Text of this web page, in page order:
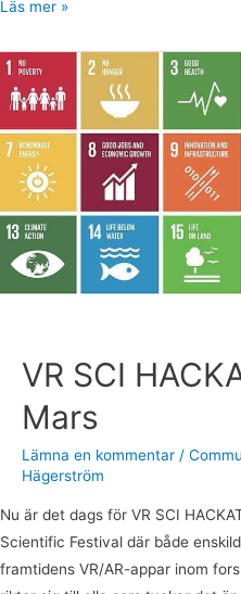
Läs mer »
VR SCI
Mars
Lämna en kommentar /
Hägerström
Nu är det dags för VR SCI
Scientific Festival där både
framtidens VR/AR-appar inom
VR
SCI
HACKATHON
11-
Mars